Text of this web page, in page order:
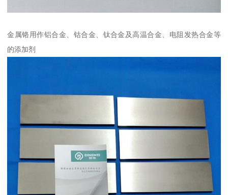
金属铬用作铝合金、钴合金、钛合金及高温合金、电阻发热合金等
的添加剂